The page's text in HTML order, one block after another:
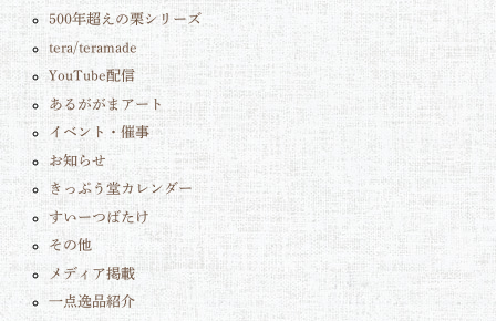
500年超えの栗シリーズ
tera/teramade
YouTube配信
あるががまアート
イベント・催事
お知らせ
きっぷう堂カレンダー
すいーつばたけ
その他
メディア掲載
一点逸品紹介